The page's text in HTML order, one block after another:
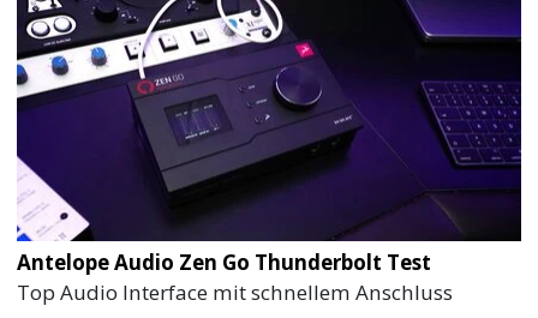
Antelope Audio Zen Go Thunderbolt Test
Top Audio Interface mit schnellem Anschluss